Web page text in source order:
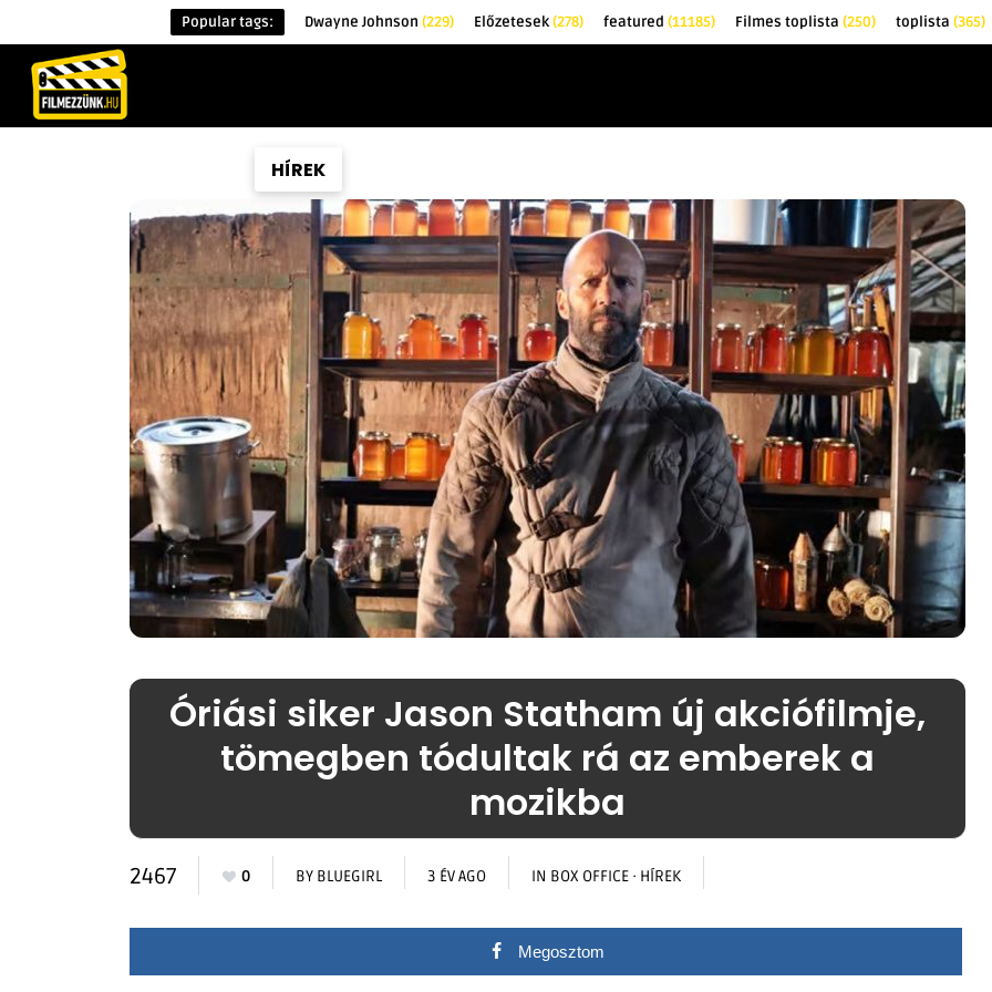
Popular tags: Dwayne Johnson (229) Előzetesek(278) featured (11185) Filmes toplista (250) toplista (365)
HÍREK
Óriási siker Jason Statham új akciófilmje,
tömegben tódultak rá az emberek a
mozikba
2467 0 BY BLUEGIRL 3 ÉV AGO IN BOX OFFICE · HÍREK
Megosztom